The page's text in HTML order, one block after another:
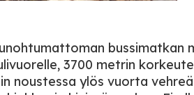
bussimatkan
3700 metrin
noustessa ylös vuorta